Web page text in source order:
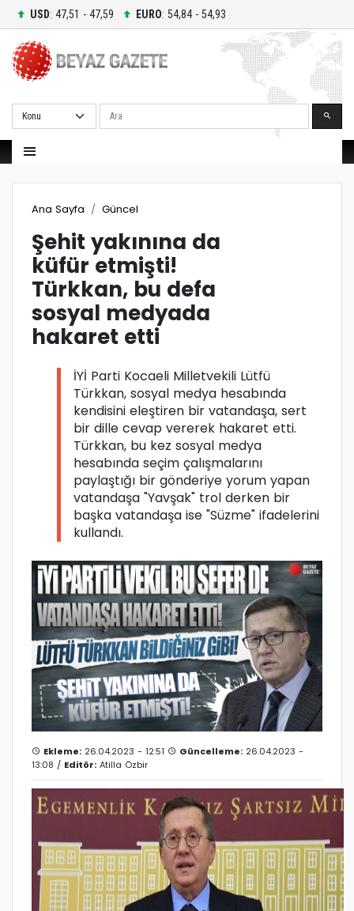
USD: 47,51 - 47,59 EURO: 54,84 - 54,93
Ara
Ana Sayfa Güncel
Şehit yakınına da
küfür etmişti!
Türkkan, bu defa
sosyal medyada
hakaret etti
İYİ Parti Kocaeli Milletvekili Lütfü
Türkkan, sosyal medya hesabında
kendisini eleştiren bir vatandaşa, sert
bir dille cevap vererek hakaret etti.
Türkkan, bu kez sosyal medya
hesabında seçim çalışmalarını
paylaştığı bir gönderiye yorum yapan
vatandaşa "Yavşak" trol derken bir
başka vatandaşa ise "Süzme" ifadelerini
kullandı.
Ekleme: 26.04.2023 - 12:51 Güncelleme: 26.04.2023 -
13:08 / Editör: Atilla Özbir